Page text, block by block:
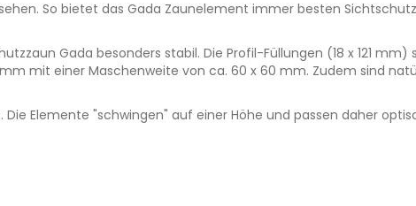
So bietet das Gada Zaunelement immer besten
Gada besonders stabil. Die Profil-Füllungen (18 x 121
mit einer Maschenweite von ca. 60 x 60 mm. Zudem sind
Elemente "schwingen" auf einer Höhe und passen daher